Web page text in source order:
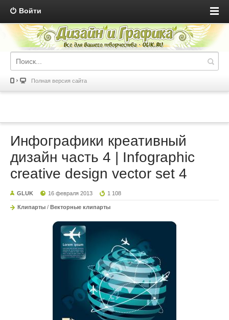
Войти
Полная версия сайта
Инфографики креативный
дизайн часть 4 | Infographic
creative design vector set 4
GLUK 16 февраля 2013 1 108
Клипарты / Векторные клипарты